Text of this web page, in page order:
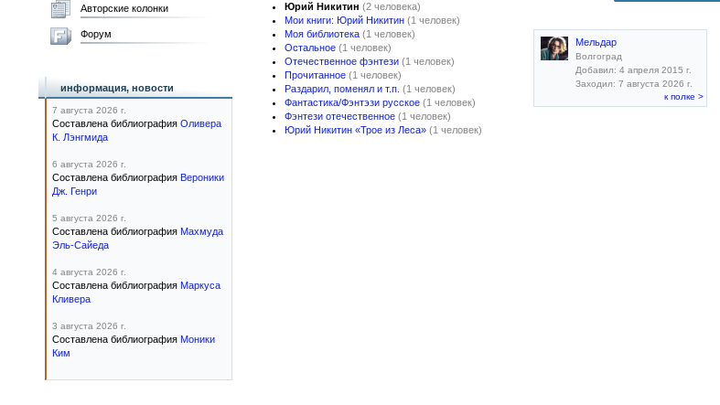
Юрий Никитин (2 человека)
Мои книги: Юрий Никитин (1 человек)
Моя библиотека (1 человек)
Остальное (1 человек)
Отечественное фэнтези (1 человек)
Прочитанное (1 человек)
Раздарил, поменял и т.п. (1 человек)
Фантастика/Фэнтэзи русское (1 человек)
Фэнтези отечественное (1 человек)
Юрий Никитин «Трое из Леса» (1 человек)
Мельдар
Волгоград
Добавил: 4 апреля 2015 г.
Заходил: 7 августа 2026 г.
к полке >
Авторские колонки
Форум
информация, новости
7 августа 2026 г.
Составлена библиография Оливера
К. Лэнгмида
6 августа 2026 г.
Составлена библиография Вероники
Дж. Генри
5 августа 2026 г.
Составлена библиография Махмуда
Эль-Сайеда
4 августа 2026 г.
Составлена библиография Маркуса
Кливера
3 августа 2026 г.
Составлена библиография Моники
Ким